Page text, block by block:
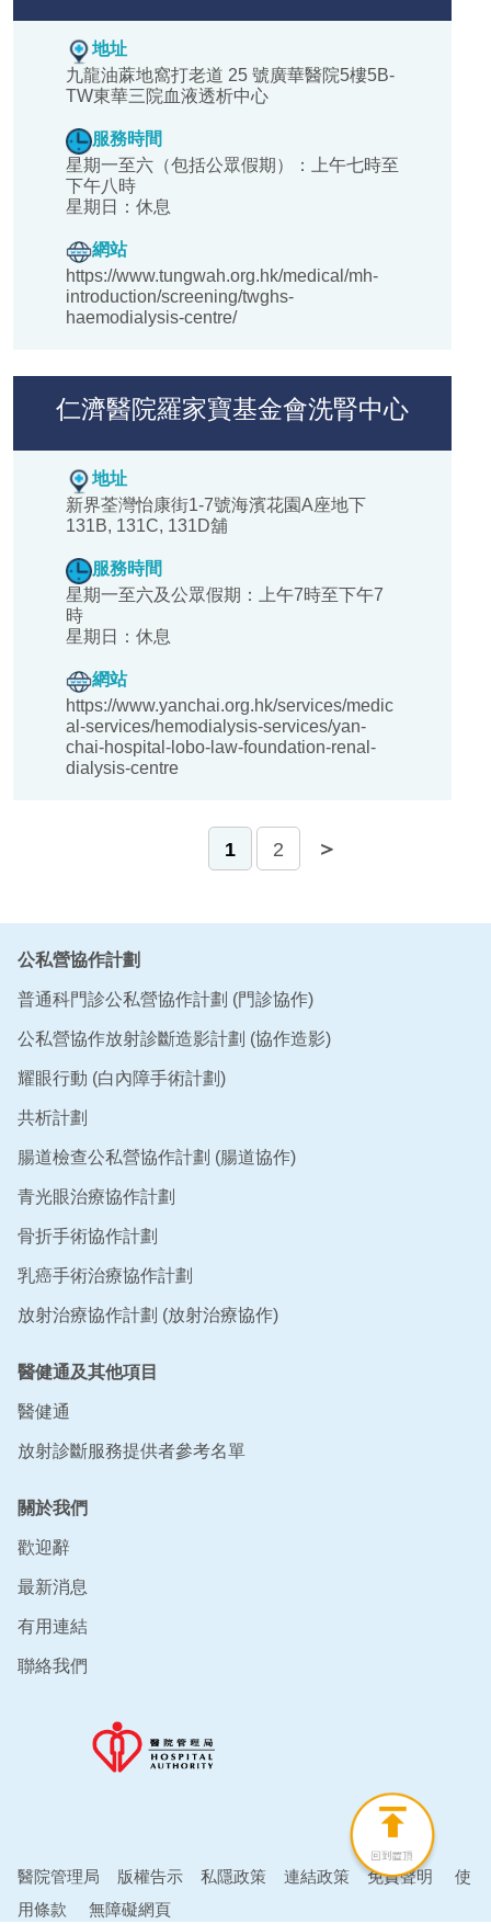
地址
九龍油蔴地窩打老道 25 號廣華醫院5樓5B-
TW東華三院血液透析中心
服務時間
星期一至六（包括公眾假期）：上午七時至
下午八時
星期日：休息
網站
https://www.tungwah.org.hk/medical/mh-
introduction/screening/twghs-
haemodialysis-centre/
仁濟醫院羅家寶基金會洗腎中心
地址
新界荃灣怡康街1-7號海濱花園A座地下
131B, 131C, 131D舖
服務時間
星期一至六及公眾假期：上午7時至下午7
時
星期日：休息
網站
https://www.yanchai.org.hk/services/medic
al-services/hemodialysis-services/yan-
chai-hospital-lobo-law-foundation-renal-
dialysis-centre
1 2 ＞
公私營協作計劃
普通科門診公私營協作計劃 (門診協作)
公私營協作放射診斷造影計劃 (協作造影)
耀眼行動 (白內障手術計劃)
共析計劃
腸道檢查公私營協作計劃 (腸道協作)
青光眼治療協作計劃
骨折手術協作計劃
乳癌手術治療協作計劃
放射治療協作計劃 (放射治療協作)
醫健通及其他項目
醫健通
放射診斷服務提供者參考名單
關於我們
歡迎辭
最新消息
有用連結
聯絡我們
醫院管理局 版權告示 私隱政策 連結政策 免責聲明
使
用條款
無障礙網頁